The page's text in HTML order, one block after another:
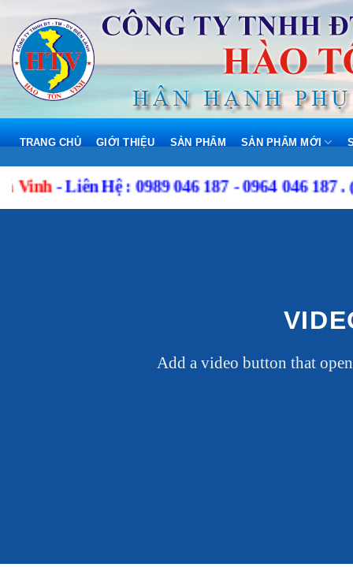
content
TRANG CHỦ GIỚI THIỆU SẢN PHẨM SẢN PHẨM MỚI
-Liên Hệ: 0989 046 187 - 0964 046 187 .
Add a video button that